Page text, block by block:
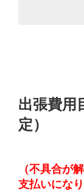
出張費用
定）
（不具合が
支払いになり